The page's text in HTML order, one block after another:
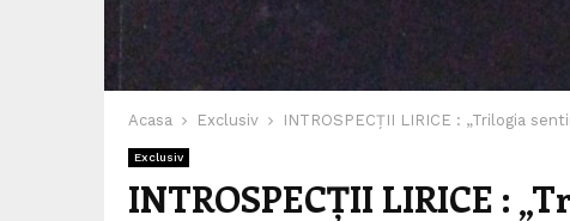
Acasa Exclusiv INTROSPECȚII LIRICE : „Trilogia
Exclusiv
INTROSPECȚII LIRICE :